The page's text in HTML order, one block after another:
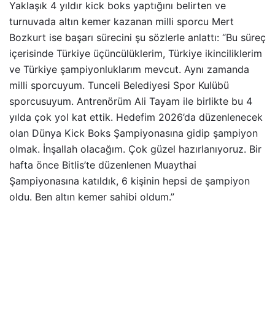
Yaklaşık 4 yıldır kick boks yaptığını belirten ve
turnuvada altın kemer kazanan milli sporcu Mert
Bozkurt ise başarı sürecini şu sözlerle anlattı: “Bu süreç
içerisinde Türkiye üçüncülüklerim, Türkiye ikinciliklerim
ve Türkiye şampiyonluklarım mevcut. Aynı zamanda
milli sporcuyum. Tunceli Belediyesi Spor Kulübü
sporcusuyum. Antrenörüm Ali Tayam ile birlikte bu 4
yılda çok yol kat ettik. Hedefim 2026’da düzenlenecek
olan Dünya Kick Boks Şampiyonasına gidip şampiyon
olmak. İnşallah olacağım. Çok güzel hazırlanıyoruz. Bir
hafta önce Bitlis’te düzenlenen Muaythai
Şampiyonasına katıldık, 6 kişinin hepsi de şampiyon
oldu. Ben altın kemer sahibi oldum.”